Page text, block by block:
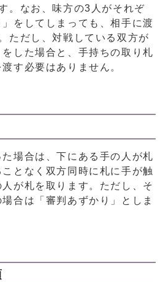
。なお、味方の3人がそれぞ
をしてしまっても、相手に渡
ただし、対戦している双方が
した場合と、手持ちの取り札
す必要はありません。
場合は、下にある手の人が札
となく双方同時に札に手が触
が札を取ります。ただし、そ
合は「審判あずかり」としま